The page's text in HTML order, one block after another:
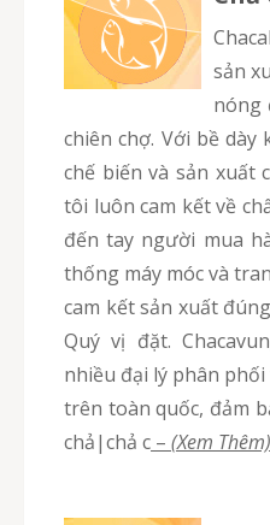
chacabanhmi.com chuyên
sản
nóng
chiên chợ. Với bề
chế biến và sản xuất
tôi luôn cam kết về
đến tay người mua
thống máy móc và
cam kết sản xuất
Quý vị đặt.
nhiều đại lý phân
trên toàn quốc, đảm
chả|chả c – (Xem Thêm)